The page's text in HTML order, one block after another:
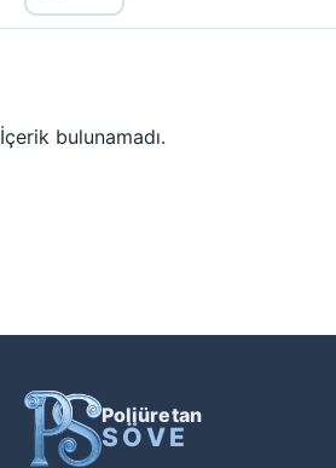
İçerik bulunamadı.
Poliüretan
SÖVE